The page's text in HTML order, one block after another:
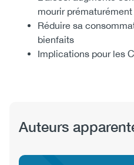
mourir prématurément
Réduire sa
bienfaits
Implications pour les
Auteurs